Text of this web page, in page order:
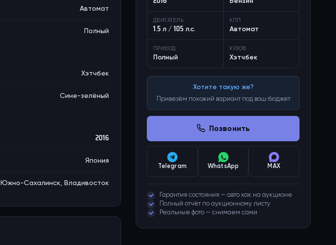
ДВИГАТЕЛЬ
1.5 л / 105 л.с.
КПП
Автомат
ПРИВОД
Полный
КУЗОВ
Хэтчбек
Хотите такую же?
Привезём похожий вариант под ваш бюджет
Позвонить
Telegram WhatsApp MAX
Гарантия состояния — авто как на аукционе
Полный отчёт по аукционному листу
Реальные фото — снимаем сами
Автомат
Полный
Хэтчбек
Сине-зелёный
2016
Япония
Южно-Сахалинск, Владивосток